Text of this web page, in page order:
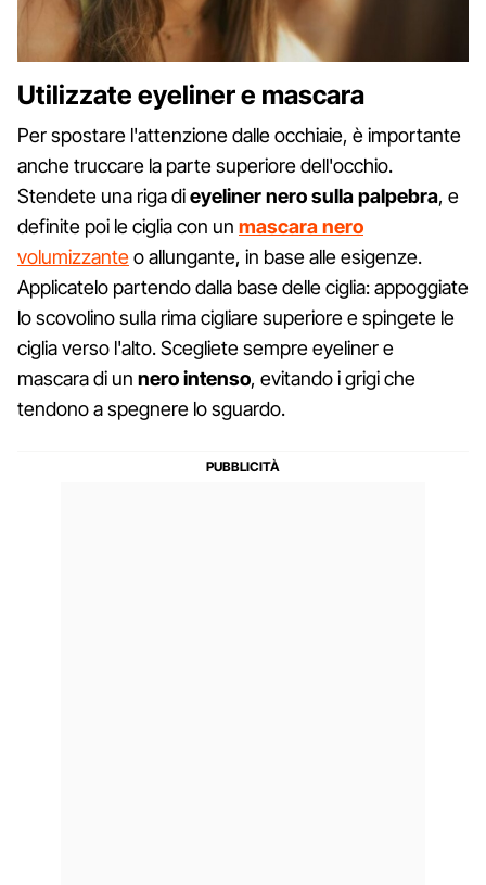
Utilizzate eyeliner e mascara
Per spostare l'attenzione dalle occhiaie, è importante
anche truccare la parte superiore dell'occhio.
Stendete una riga dieyeliner nero sulla palpebra, e
definite poi le ciglia con un mascara nero
volumizzanteo allungante, in base alle esigenze.
Applicatelo partendo dalla base delle ciglia: appoggiate
lo scovolino sulla rima cigliare superiore e spingete le
ciglia verso l'alto. Scegliete sempre eyeliner e
mascara di un nero intenso, evitando i grigi che
tendono a spegnere lo sguardo.